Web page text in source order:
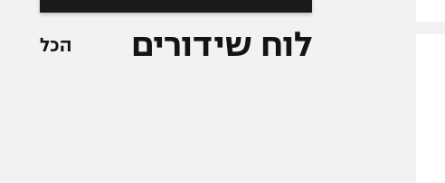
לוח שידורים הכל